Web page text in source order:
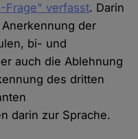
Frage" verfasst. Darin
der
bi- und
auch die Ablehnung
des dritten
darin zur Sprache.